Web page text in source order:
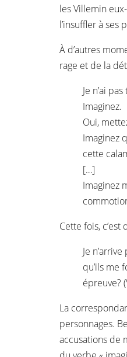
les Villemin
l’insuffler à ses
À d’autres
rage et de la
Je n’ai
Imaginez.
Oui,
Imaginez
cette
[…]
Imaginez
Cette fois,
Je
qu’ils me
épreuve?
La
personnages.
accusations de